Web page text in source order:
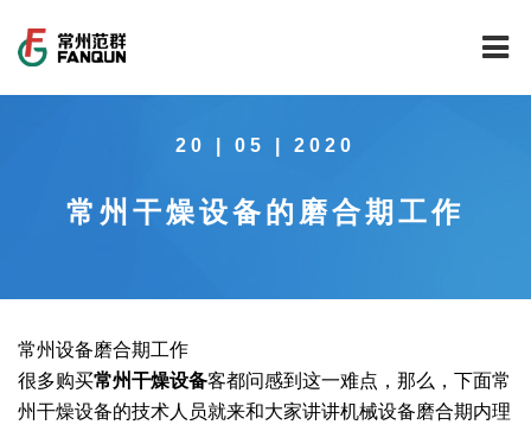
公司荣誉
范群文化
载体催化剂全自动生产线系列
回转圆筒干燥焙烧系列
新能源新材料行业
制药行业
技术中心
工程实验室
新闻中心
20 | 05 | 2020
常州干燥设备的磨合期工作
常州设备磨合期工作
很多购买常州干燥设备客都问感到这一难点，那么，下面常
州干燥设备的技术人员就来和大家讲讲机械设备磨合期内理